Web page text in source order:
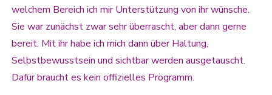
welchem Bereich ich mir Unterstützung von ihr wünsche.
Sie war zunächst zwar sehr überrascht, aber dann gerne
bereit. Mit ihr habe ich mich dann über Haltung,
Selbstbewusstsein und sichtbar werden ausgetauscht.
Dafür braucht es kein offizielles Programm.